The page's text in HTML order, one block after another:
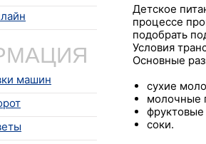
машин
Детское
процессе
подобрать
Условия
Основные
сухие
молочные
соки.